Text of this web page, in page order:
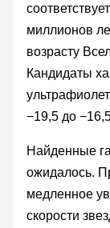
миллионов
возрасту
Кандидаты
−19,5 до
Найденные
ожидалось.
медленное
скорости